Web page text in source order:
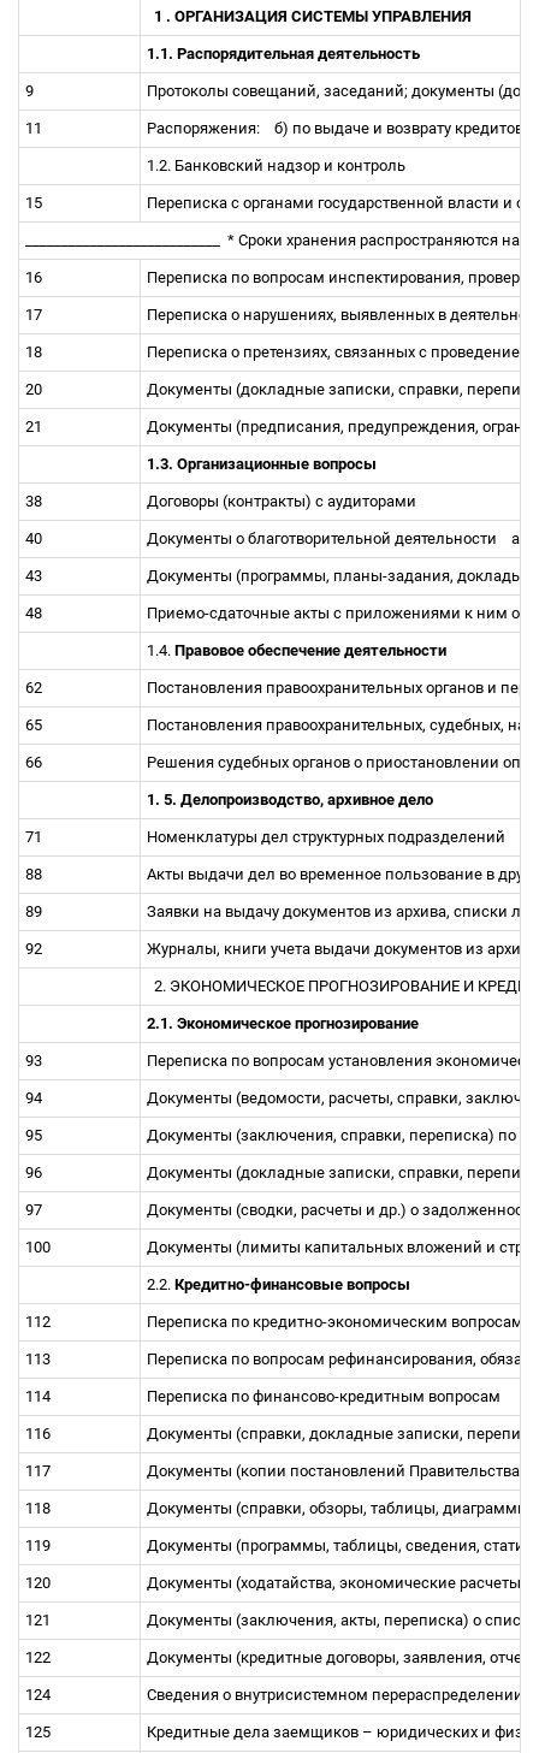
1 . ОРГАНИЗАЦИЯ СИСТЕМЫ УПРАВЛЕНИЯ
1.1. Распоpядительная деятельность
9 Протоколы совещаний, заседаний; документы
11 Распоpяжения: б) по выдаче и возврату кредитов
1.2. Банковский надзор и контроль
15 Переписка с органами государственной власти и
* Сроки хранения распространяются на
16 Переписка по вопросам инспектирования,
17 Переписка о нарушениях, выявленных в
18 Переписка о претензиях, связанных с
20 Документы (докладные записки, спpавки,
21 Документы (предписания, предупреждения,
1.3. Организационные вопросы
38 Договоры (контракты) с аудиторами
40 Документы о благотворительной деятельности а)
43 Документы (программы, планы-задания, доклады,
48 Приемо-сдаточные акты с приложениями к ним о
1.4. Правовое обеспечение деятельности
62 Постановления правоохранительных органов и
65 Постановления правоохранительных, судебных,
66 Решения судебных органов о приостановлении
1. 5. Делопроизводство, архивное дело
71 Номенклатуpы дел стpуктуpных подpазделений
88 Акты выдачи дел во временное пользование в
89 Заявки на выдачу документов из архива, списки
92 Журналы, книги учета выдачи документов из
2. ЭКОНОМИЧЕСКОЕ ПРОГНОЗИРОВАНИЕ И
2.1. Экономическое прогнозирование
93 Переписка по вопросам установления
94 Документы (ведомости, расчеты, справки,
95 Документы (заключения, справки, переписка) по
96 Документы (докладные записки, справки,
97 Документы (сводки, расчеты и др.) о
100 Документы (лимиты капитальных вложений и
2.2. Кредитно-финансовые вопросы
112 Переписка по кредитно-экономическим вопросам
113 Переписка по вопросам рефинансирования,
114 Пеpеписка по финансово-кредитным вопросам
116 Документы (спpавки, докладные записки,
117 Документы (копии постановлений Правительства,
118 Документы (справки, обзоры, таблицы,
119 Документы (программы, таблицы, сведения,
120 Документы (ходатайства, экономические
121 Документы (заключения, акты, переписка) о
122 Документы (кредитные договоры, заявления,
124 Сведения о внутрисистемном перераспределении
125 Кредитные дела заемщиков – юридических и